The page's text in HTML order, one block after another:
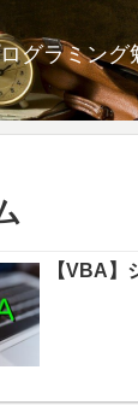
グラミング
【VBA】